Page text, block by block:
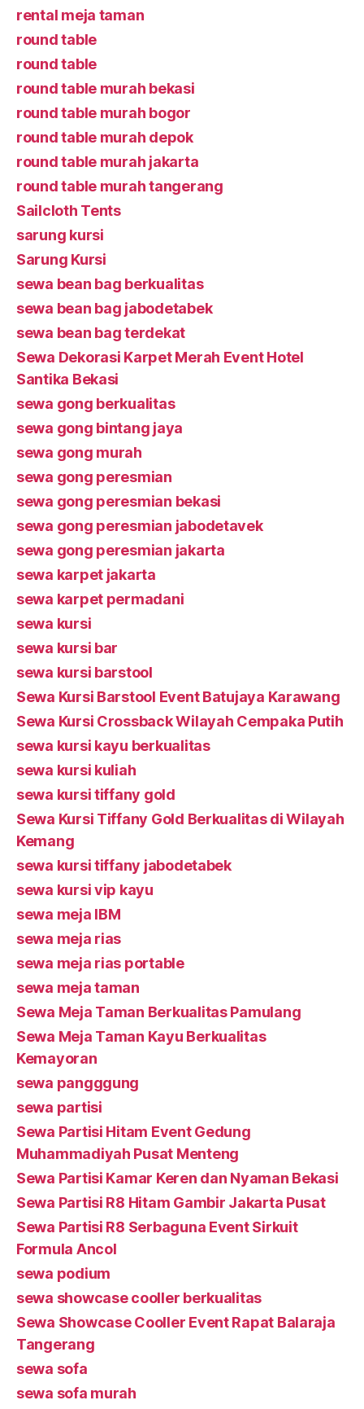
rental meja taman
round table
round table
round table murah bekasi
round table murah bogor
round table murah depok
round table murah jakarta
round table murah tangerang
Sailcloth Tents
sarung kursi
Sarung Kursi
sewa bean bag berkualitas
sewa bean bag jabodetabek
sewa bean bag terdekat
Sewa Dekorasi Karpet Merah Event Hotel
Santika Bekasi
sewa gong berkualitas
sewa gong bintang jaya
sewa gong murah
sewa gong peresmian
sewa gong peresmian bekasi
sewa gong peresmian jabodetavek
sewa gong peresmian jakarta
sewa karpet jakarta
sewa karpet permadani
sewa kursi
sewa kursi bar
sewa kursi barstool
Sewa Kursi Barstool Event Batujaya Karawang
Sewa Kursi Crossback Wilayah Cempaka Putih
sewa kursi kayu berkualitas
sewa kursi kuliah
sewa kursi tiffany gold
Sewa Kursi Tiffany Gold Berkualitas di Wilayah
Kemang
sewa kursi tiffany jabodetabek
sewa kursi vip kayu
sewa meja IBM
sewa meja rias
sewa meja rias portable
sewa meja taman
Sewa Meja Taman Berkualitas Pamulang
Sewa Meja Taman Kayu Berkualitas
Kemayoran
sewa pangggung
sewa partisi
Sewa Partisi Hitam Event Gedung
Muhammadiyah Pusat Menteng
Sewa Partisi Kamar Keren dan Nyaman Bekasi
Sewa Partisi R8 Hitam Gambir Jakarta Pusat
Sewa Partisi R8 Serbaguna Event Sirkuit
Formula Ancol
sewa podium
sewa showcase cooller berkualitas
Sewa Showcase Cooller Event Rapat Balaraja
Tangerang
sewa sofa
sewa sofa murah